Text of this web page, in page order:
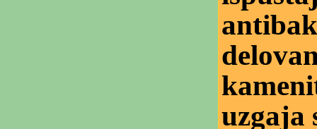
uzgaja